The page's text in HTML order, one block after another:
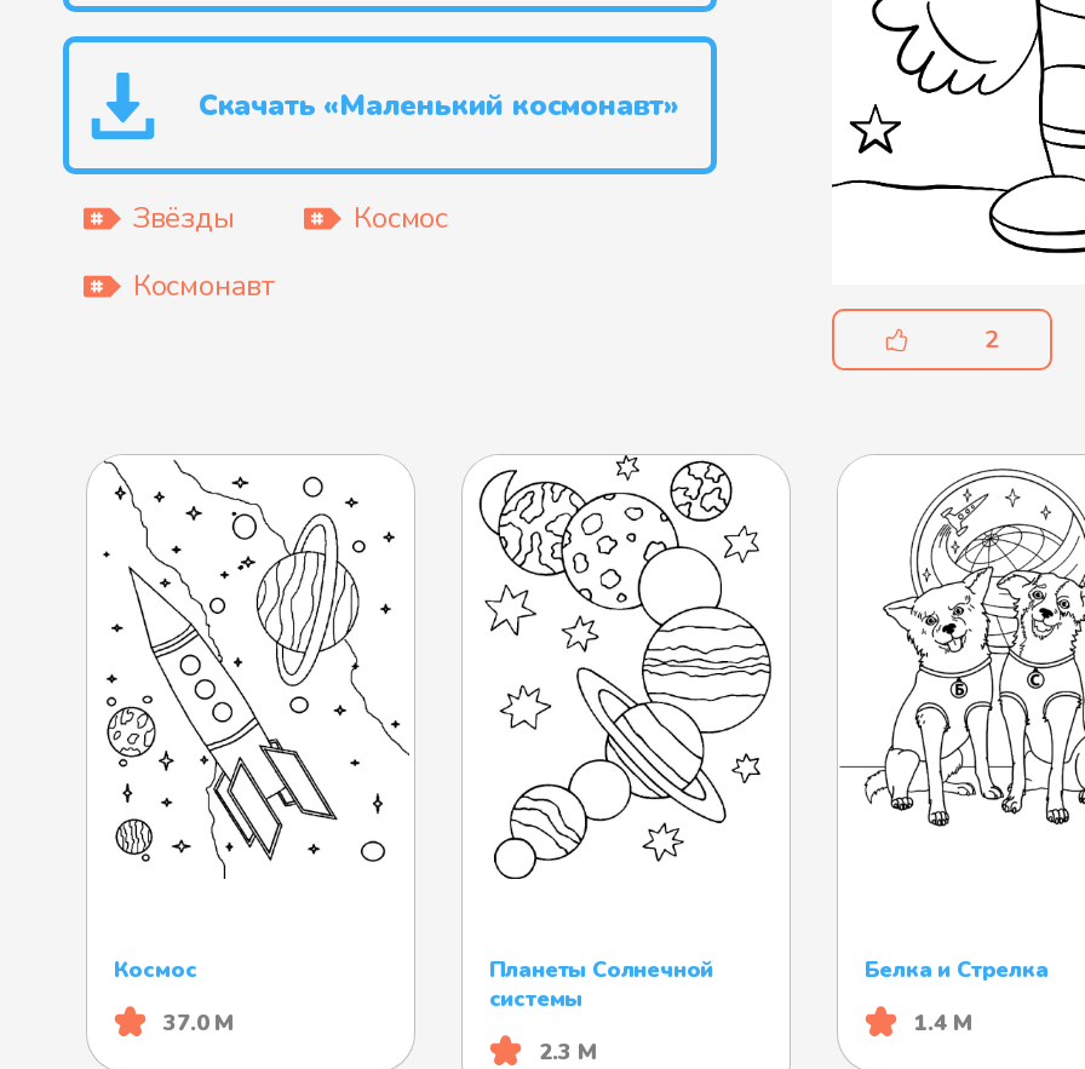
2
Скачать «Маленький космонавт»
Звёзды
Космос
Космонавт
Космос
37.0 М
Планеты Солнечной
системы
2.3 М
Белка и Стрелка
1.4 М